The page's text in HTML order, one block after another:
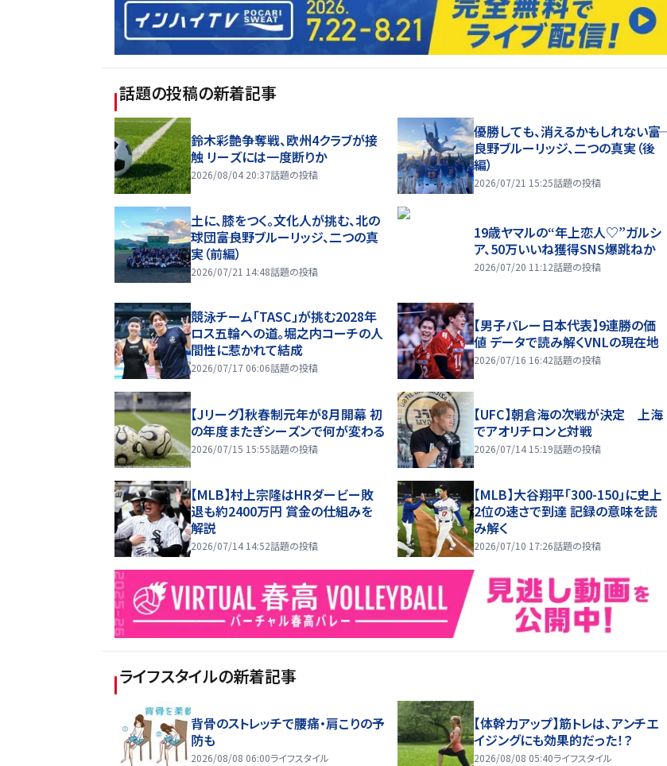
話題の投稿の新着記事
鈴木彩艶争奪戦、欧州4クラブが接
触 リーズには一度断りか
2026/08/04 20:37話題の投稿
優勝しても、消えるかもしれない――富
良野ブルーリッジ、二つの真実（後
編）
2026/07/21 15:25話題の投稿
土に、膝をつく。文化人が挑む、北の
球団――富良野ブルーリッジ、二つの真
実（前編）
2026/07/21 14:48話題の投稿
19歳ヤマルの“年上恋人♡”ガルシ
ア、50万いいね獲得SNS爆跳ねか
2026/07/20 11:12話題の投稿
競泳チーム「TASC」が挑む2028年
ロス五輪への道。堀之内コーチの人
間性に惹かれて結成
2026/07/17 06:06話題の投稿
【男子バレー日本代表】9連勝の価
値 データで読み解くVNLの現在地
2026/07/16 16:42話題の投稿
【Jリーグ】秋春制元年が8月開幕 初
の年度またぎシーズンで何が変わる
2026/07/15 15:55話題の投稿
【UFC】朝倉海の次戦が決定 上海
でアオリチロンと対戦
2026/07/14 15:19話題の投稿
【MLB】村上宗隆はHRダービー敗
退も約2400万円 賞金の仕組みを
解説
2026/07/14 14:52話題の投稿
【MLB】大谷翔平「300-150」に史上
2位の速さで到達 記録の意味を読
み解く
2026/07/10 17:26話題の投稿
ライフスタイルの新着記事
背骨のストレッチで腰痛・肩こりの予
防も
2026/08/08 06:00ライフスタイル
【体幹力アップ】筋トレは、アンチエ
イジングにも効果的だった！？
2026/08/08 05:40ライフスタイル